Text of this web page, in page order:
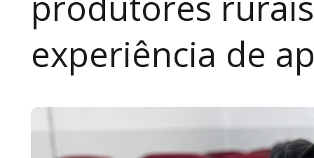
experiência de